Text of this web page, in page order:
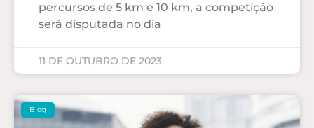
percursos de 5 km e 10 km, a competição
será disputada no dia
11 DE OUTUBRO DE 2023
Blog